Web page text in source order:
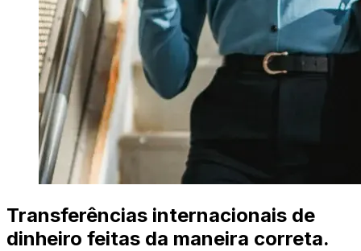
Transferências internacionais de
dinheiro feitas da maneira correta.